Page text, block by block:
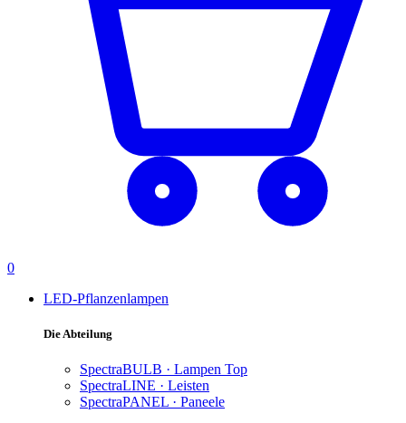
0
LED-Pflanzenlampen
Die Abteilung
SpectraBULB · Lampen Top
SpectraLINE · Leisten
SpectraPANEL · Paneele